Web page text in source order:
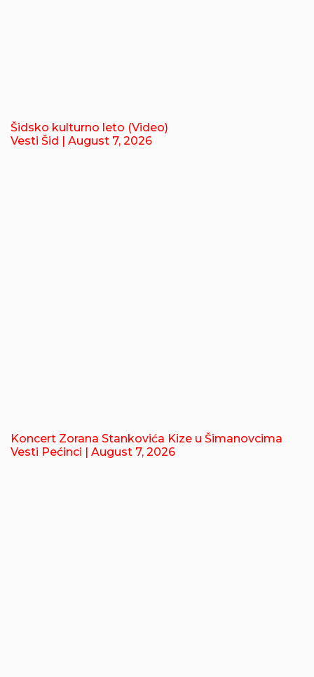
Šidsko kulturno leto (Video)
Vesti Šid | August 7, 2026
Koncert Zorana Stankovića Kize u Šimanovcima
Vesti Pećinci | August 7, 2026